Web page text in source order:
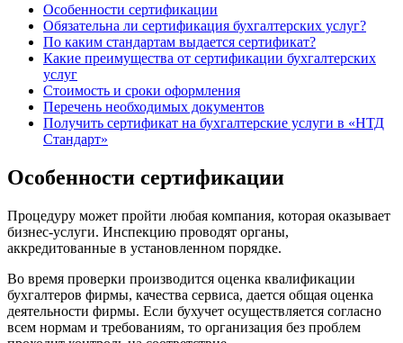
Особенности сертификации
Обязательна ли сертификация бухгалтерских услуг?
По каким стандартам выдается сертификат?
Какие преимущества от сертификации бухгалтерских
услуг
Стоимость и сроки оформления
Перечень необходимых документов
Получить сертификат на бухгалтерские услуги в «НТД
Стандарт»
Особенности сертификации
Процедуру может пройти любая компания, которая оказывает
бизнес-услуги. Инспекцию проводят органы,
аккредитованные в установленном порядке.
Во время проверки производится оценка квалификации
бухгалтеров фирмы, качества сервиса, дается общая оценка
деятельности фирмы. Если бухучет осуществляется согласно
всем нормам и требованиям, то организация без проблем